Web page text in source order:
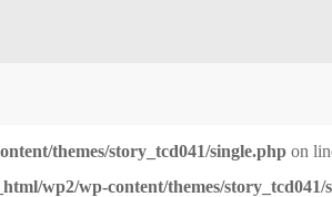
themes/story_tcd041/single.php on
wp2/wp-content/themes/story_tcd041/